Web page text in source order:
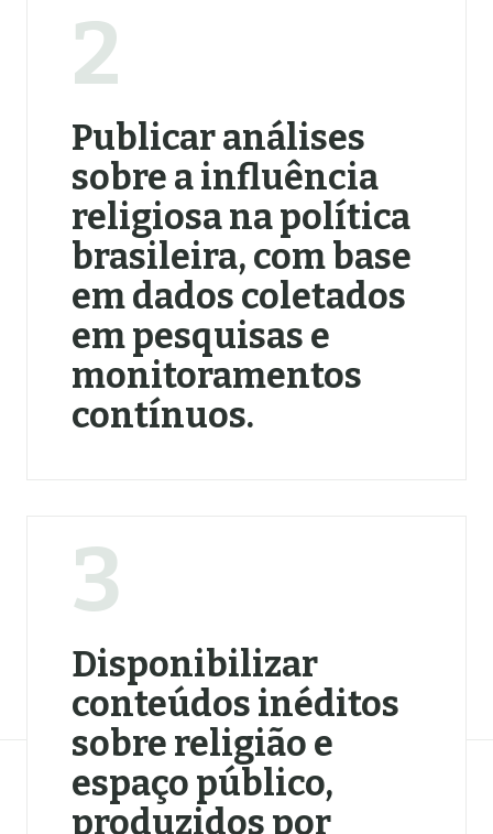
2
Publicar análises
sobre a influência
religiosa na política
brasileira, com base
em dados coletados
em pesquisas e
monitoramentos
contínuos.
3
Disponibilizar
conteúdos inéditos
sobre religião e
espaço público,
produzidos por